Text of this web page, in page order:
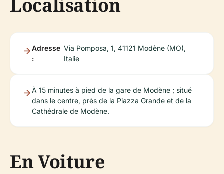
Localisation
Adresse
:
Via Pomposa, 1, 41121 Modène (MO),
Italie
À 15 minutes à pied de la gare de Modène ; situé
dans le centre, près de la Piazza Grande et de la
Cathédrale de Modène.
En Voiture